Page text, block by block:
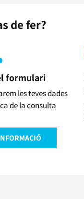
de fer?
formulari
les teves dades
de la consulta